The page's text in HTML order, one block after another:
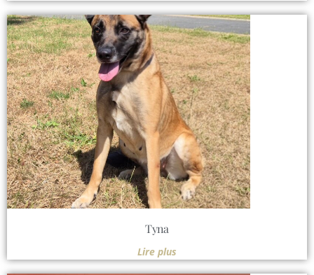
Tyna
Lire plus